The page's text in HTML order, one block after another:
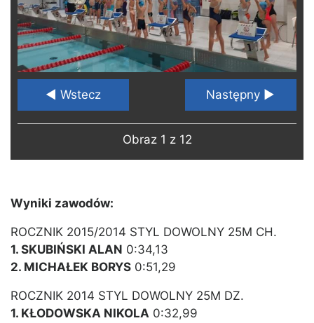
◄ Wstecz Następny ►
Obraz 1 z 12
Wyniki zawodów:
ROCZNIK 2015/2014 STYL DOWOLNY 25M CH.
1. SKUBIŃSKI ALAN 0:34,13
2. MICHAŁEK BORYS 0:51,29
ROCZNIK 2014 STYL DOWOLNY 25M DZ.
1. KŁODOWSKA NIKOLA 0:32,99